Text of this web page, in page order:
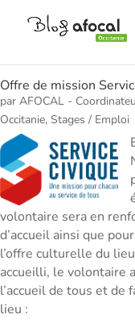
Offre de mission
par AFOCAL -
Occitanie, Stages / Emploi
volontaire sera en
d’accueil ainsi que
l’offre culturelle du
accueilli, le volontaire
l’accueil de tous et
lieu :